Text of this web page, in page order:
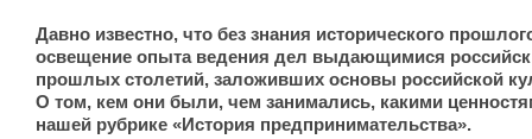
Давно известно, что без знания исторического
освещение опыта ведения дел выдающимися
прошлых столетий, заложивших основы российской
О том, кем они были, чем занимались, какими
нашей рубрике «История предпринимательства».